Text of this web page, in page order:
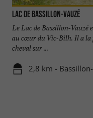
Lac de Bassillon-Vauzé
Le Lac de Bassillon-Vauzé
au cœur du Vic-Bilh. Il a
cheval sur ...
2,8 km -